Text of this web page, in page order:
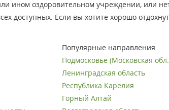
ином оздоровительном учреждении, или
доступных. Если вы хотите хорошо
Популярные направления
Подмосковье (Московская
Ленинградская область
Республика Карелия
Горный Алтай